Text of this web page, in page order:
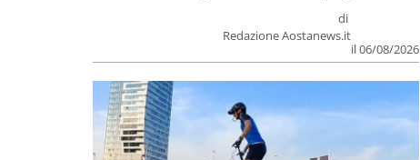
di
Redazione Aostanews.it
il 06/08/2026